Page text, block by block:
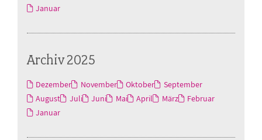
Januar
Archiv 2025
Dezember November Oktober
September
August
Juli Juni Mai April März
Februar
Januar